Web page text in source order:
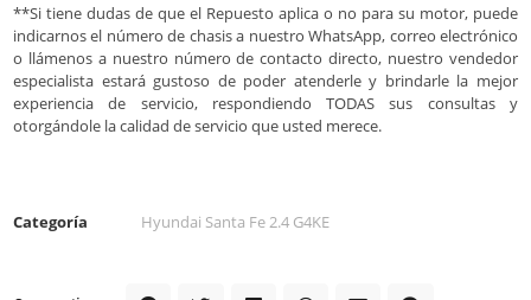
**Si tiene dudas de que el Repuesto aplica o no para su motor, puede
indicarnos el número de chasis a nuestro WhatsApp, correo electrónico
o llámenos a nuestro número de contacto directo, nuestro vendedor
especialista estará gustoso de poder atenderle y brindarle la mejor
experiencia de servicio, respondiendo TODAS sus consultas y
otorgándole la calidad de servicio que usted merece.
Categoría Hyundai Santa Fe 2.4 G4KE